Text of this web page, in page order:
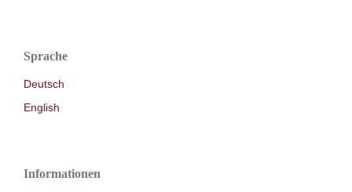
Sprache
Deutsch
English
Informationen